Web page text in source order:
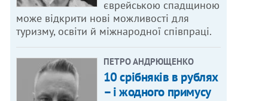
єврейською спадщиною
може відкрити нові можливості для
туризму, освіти й міжнародної співпраці.
ПЕТРО АНДРЮЩЕНКО
10 срібняків в рублях
– і жодного примусу